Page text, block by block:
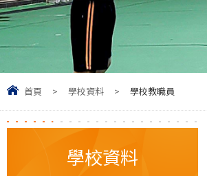
首頁 > 學校資料 > 學校教職員
學校資料